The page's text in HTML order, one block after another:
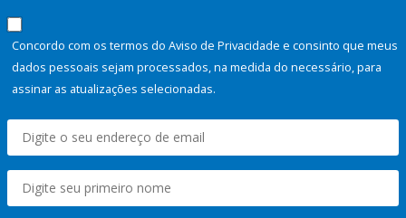
Concordo com os termos do Aviso de Privacidade e consinto que meus
dados pessoais sejam processados, na medida do necessário, para
assinar as atualizações selecionadas.